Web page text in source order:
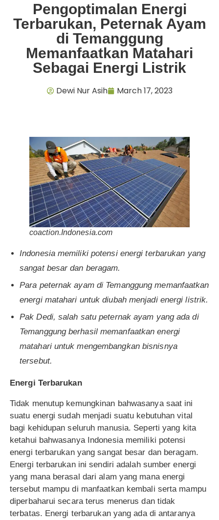
Pengoptimalan Energi
Terbarukan, Peternak Ayam
di Temanggung
Memanfaatkan Matahari
Sebagai Energi Listrik
Dewi Nur Asih March 17, 2023
coaction.Indonesia.com
Indonesia memiliki potensi energi terbarukan yang
sangat besar dan beragam.
Para peternak ayam di Temanggung memanfaatkan
energi matahari untuk diubah menjadi energi listrik.
Pak Dedi, salah satu peternak ayam yang ada di
Temanggung berhasil memanfaatkan energi
matahari untuk mengembangkan bisnisnya
tersebut.
Energi Terbarukan
Tidak menutup kemungkinan bahwasanya saat ini
suatu energi sudah menjadi suatu kebutuhan vital
bagi kehidupan seluruh manusia. Seperti yang kita
ketahui bahwasanya Indonesia memiliki potensi
energi terbarukan yang sangat besar dan beragam.
Energi terbarukan ini sendiri adalah sumber energi
yang mana berasal dari alam yang mana energi
tersebut mampu di manfaatkan kembali serta mampu
diperbaharui secara terus menerus dan tidak
terbatas. Energi terbarukan yang ada di antaranya